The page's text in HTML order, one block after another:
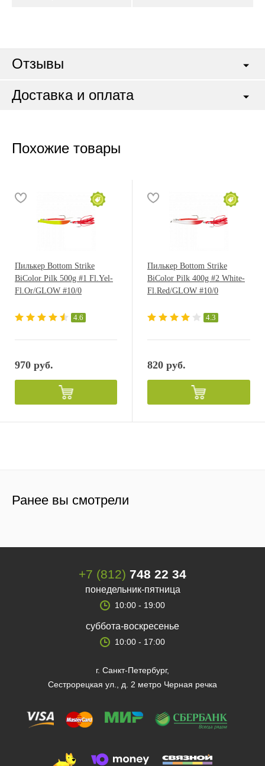
Отзывы
Доставка и оплата
Похожие товары
Пилькер Bottom Strike
BiColor Pilk 500g #1 Fl.Yel-
Fl.Or/GLOW #10/0
4.6
970 руб.
Пилькер Bottom Strike
BiColor Pilk 400g #2 White-
Fl.Red/GLOW #10/0
4.3
820 руб.
Ранее вы смотрели
+7 (812) 748 22 34
понедельник-пятница
10:00 - 19:00
суббота-воскресенье
10:00 - 17:00
г. Санкт-Петербург,
Сестрорецкая ул., д. 2 метро Черная речка